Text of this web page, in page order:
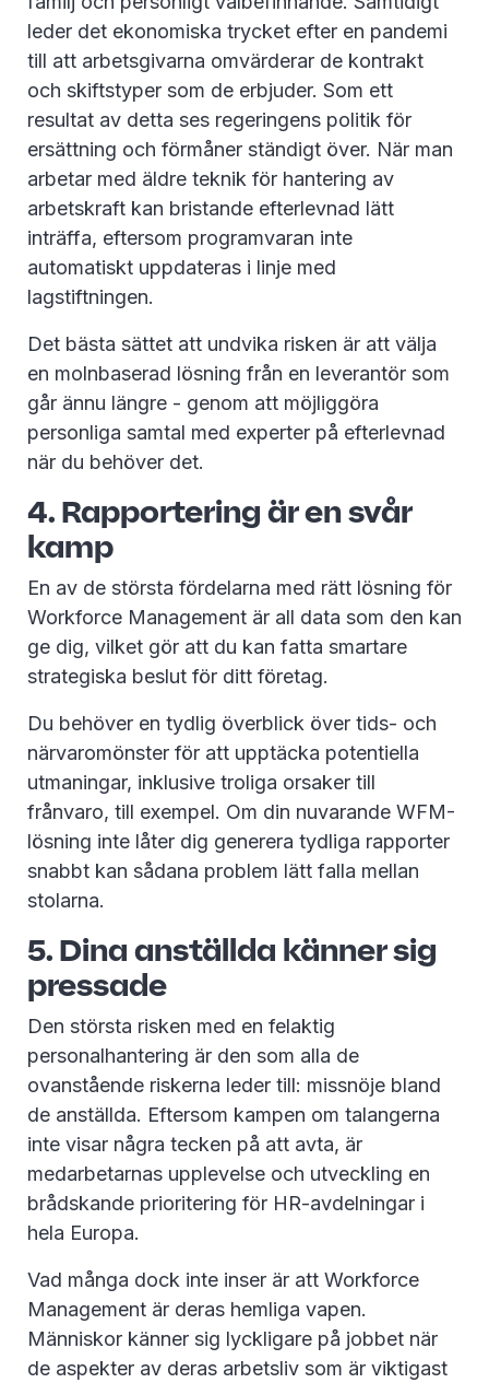
leder det ekonomiska trycket efter en pandemi
till att arbetsgivarna omvärderar de kontrakt
och skiftstyper som de erbjuder. Som ett
resultat av detta ses regeringens politik för
ersättning och förmåner ständigt över. När man
arbetar med äldre teknik för hantering av
arbetskraft kan bristande efterlevnad lätt
inträffa, eftersom programvaran inte
automatiskt uppdateras i linje med
lagstiftningen.
Det bästa sättet att undvika risken är att välja
en molnbaserad lösning från en leverantör som
går ännu längre - genom att möjliggöra
personliga samtal med experter på efterlevnad
när du behöver det.
4. Rapportering är en svår
kamp
En av de största fördelarna med rätt lösning för
Workforce Management är all data som den kan
ge dig, vilket gör att du kan fatta smartare
strategiska beslut för ditt företag.
Du behöver en tydlig överblick över tids- och
närvaromönster för att upptäcka potentiella
utmaningar, inklusive troliga orsaker till
frånvaro, till exempel. Om din nuvarande WFM-
lösning inte låter dig generera tydliga rapporter
snabbt kan sådana problem lätt falla mellan
stolarna.
5. Dina anställda känner sig
pressade
Den största risken med en felaktig
personalhantering är den som alla de
ovanstående riskerna leder till: missnöje bland
de anställda. Eftersom kampen om talangerna
inte visar några tecken på att avta, är
medarbetarnas upplevelse och utveckling en
brådskande prioritering för HR-avdelningar i
hela Europa.
Vad många dock inte inser är att Workforce
Management är deras hemliga vapen.
Människor känner sig lyckligare på jobbet när
de aspekter av deras arbetsliv som är viktigast